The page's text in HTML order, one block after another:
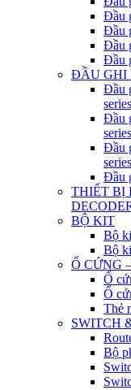
Đầu
Đầu
Đầu
Đầu
ĐẦU GHI
Đầu
series
Đầu
series
Đầu
series
Đầu
THIẾT BỊ
BỘ KIT
Bộ
Bộ
Ổ CỨNG
Ổ
Ổ
Thẻ
SWITCH
Bộ